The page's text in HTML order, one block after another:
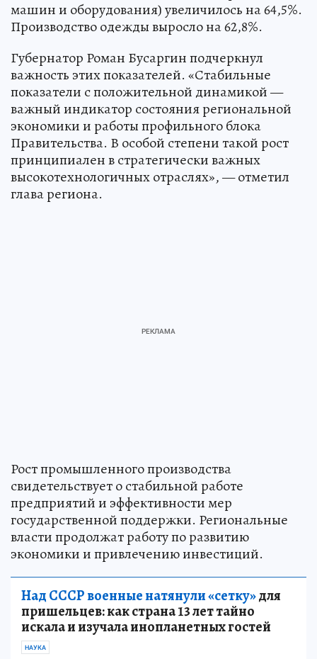
машин и оборудования) увеличилось на 64,5%.
Производство одежды выросло на 62,8%.
Губернатор Роман Бусаргин подчеркнул
важность этих показателей. «Стабильные
показатели с положительной динамикой —
важный индикатор состояния региональной
экономики и работы профильного блока
Правительства. В особой степени такой рост
принципиален в стратегически важных
высокотехнологичных отраслях», — отметил
глава региона.
Рост промышленного производства
свидетельствует о стабильной работе
предприятий и эффективности мер
государственной поддержки. Региональные
власти продолжат работу по развитию
экономики и привлечению инвестиций.
Над СССР военные натянули «сетку»для
пришельцев: как страна 13 лет тайно
искала и изучала инопланетных гостей
НАУКА